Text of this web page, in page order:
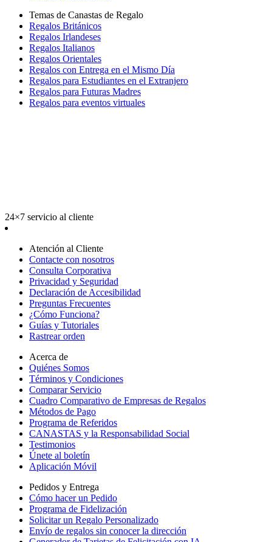
Temas de Canastas de Regalo
Regalos Británicos
Regalos Irlandeses
Regalos Italianos
Regalos Orientales
Regalos con Entrega en el Mismo Día
Regalos para Estudiantes en el Extranjero
Regalos para Futuras Madres
Regalos para eventos virtuales
24×7 servicio al cliente
Atención al Cliente
Contacte con nosotros
Consulta Corporativa
Privacidad y Seguridad
Declaración de Accesibilidad
Preguntas Frecuentes
¿Cómo Funciona?
Guías y Tutoriales
Rastrear orden
Acerca de
Quiénes Somos
Términos y Condiciones
Comparar Servicio
Cuadro Comparativo de Empresas de Regalos
Métodos de Pago
Programa de Referidos
CANASTAS y la Responsabilidad Social
Testimonios
Únete al boletín
Aplicación Móvil
Pedidos y Entrega
Cómo hacer un Pedido
Programa de Fidelización
Solicitar un Regalo Personalizado
Envío de regalos sin conocer la dirección